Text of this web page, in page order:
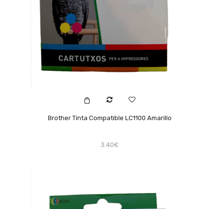
Brother Tinta Compatible LC1100 Amarillo
3.40€